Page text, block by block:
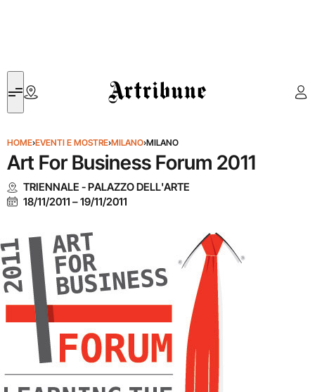
Artribune
HOME›EVENTI E MOSTRE›MILANO›MILANO
Art For Business Forum 2011
TRIENNALE - PALAZZO DELL'ARTE
18/11/2011 –19/11/2011